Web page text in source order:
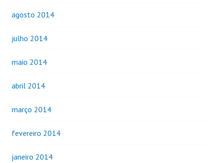
agosto 2014
julho 2014
maio 2014
abril 2014
março 2014
fevereiro 2014
janeiro 2014